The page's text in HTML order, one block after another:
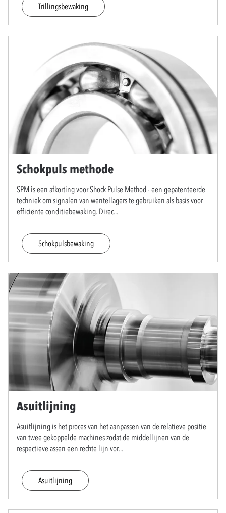
Trillingsbewaking
Schokpuls methode
SPM is een afkorting voor Shock Pulse Method - een gepatenteerde
techniek om signalen van wentellagers te gebruiken als basis voor
efficiënte conditiebewaking. Direc...
Schokpulsbewaking
Asuitlijning
Asuitlijning is het proces van het aanpassen van de relatieve positie
van twee gekoppelde machines zodat de middellijnen van de
respectieve assen een rechte lijn vor...
Asuitlijning